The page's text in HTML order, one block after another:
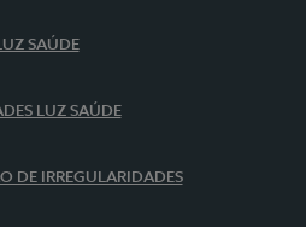
SAÚDE
LUZ SAÚDE
DE IRREGULARIDADES